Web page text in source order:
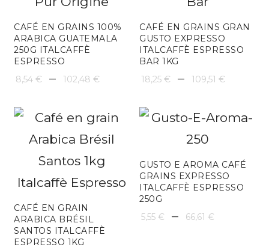
CAFÉ EN GRAINS 100%
ARABICA GUATEMALA
250G ITALCAFFÈ
ESPRESSO
8,54 € – 102,48 €
prix :
8,54 €
à
102,48 €
CAFÉ EN GRAINS GRAN
GUSTO EXPRESSO
ITALCAFFÈ ESPRESSO
BAR 1KG
18,25 € – 109,51 €
prix :
à
109,51
CAFÉ EN GRAIN
ARABICA BRÉSIL
SANTOS ITALCAFFÈ
ESPRESSO 1KG
GUSTO E AROMA CAFÉ
GRAINS EXPRESSO
ITALCAFFÈ ESPRESSO
250G
5,55 € – 66,61 €